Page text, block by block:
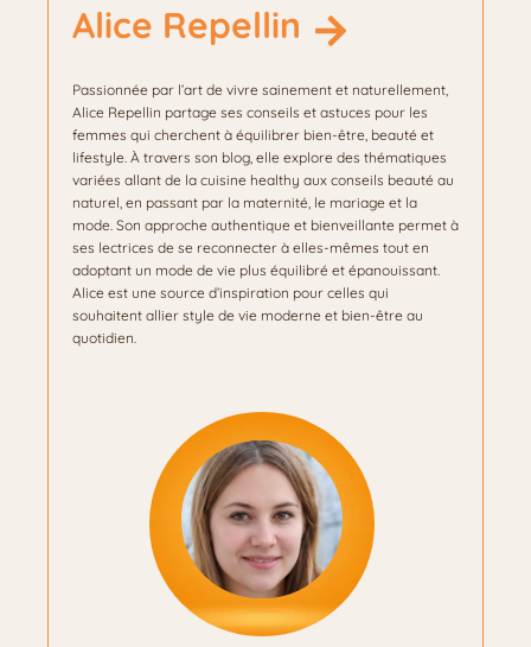
Alice Repellin
Passionnée par l’art de vivre sainement et naturellement,
Alice Repellin partage ses conseils et astuces pour les
femmes qui cherchent à équilibrer bien-être, beauté et
lifestyle. À travers son blog, elle explore des thématiques
variées allant de la cuisine healthy aux conseils beauté au
naturel, en passant par la maternité, le mariage et la
mode. Son approche authentique et bienveillante permet à
ses lectrices de se reconnecter à elles-mêmes tout en
adoptant un mode de vie plus équilibré et épanouissant.
Alice est une source d’inspiration pour celles qui
souhaitent allier style de vie moderne et bien-être au
quotidien.